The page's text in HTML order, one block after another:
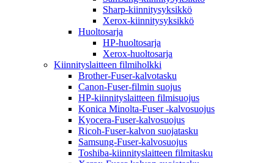
Sharp-kiinnitysyksikkö
Xerox-kiinnitysyksikkö
Huoltosarja
HP-huoltosarja
Xerox-huoltosarja
Kiinnityslaitteen filmiholkki
Brother-Fuser-kalvotasku
Canon-Fuser-filmin suojus
HP-kiinnityslaitteen filmisuojus
Konica Minolta-Fuser -kalvosuojus
Kyocera-Fuser-kalvosuojus
Ricoh-Fuser-kalvon suojatasku
Samsung-Fuser-kalvosuojus
Toshiba-kiinnityslaitteen filmitasku